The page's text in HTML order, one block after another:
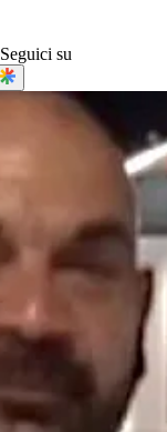
Seguici su